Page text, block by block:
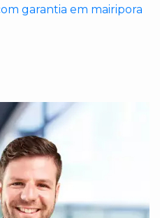
garantia em mairipora